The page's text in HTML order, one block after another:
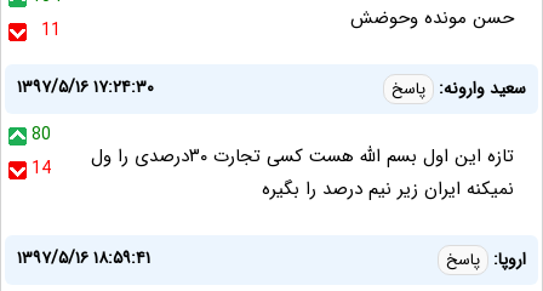
11
حسن مونده وحوضش
سعید وارونه: پاسخ
۱۳۹۷/۵/۱۶ ۱۷:۲۴:۳۰
80
14
تازه این اول بسم الله هست کسی تجارت ۳۰درصدی را ول
نمیکنه ایران زیر نیم درصد را بگیره
اروپا: پاسخ
۱۳۹۷/۵/۱۶ ۱۸:۵۹:۴۱